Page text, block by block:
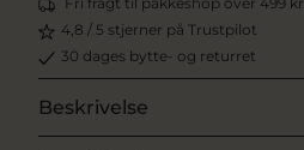
4,8 / 5 stjerner på Trustpilot
30 dages bytte- og returret
Beskrivelse